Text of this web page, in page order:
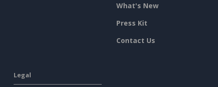
What's New
Press Kit
Contact Us
Legal